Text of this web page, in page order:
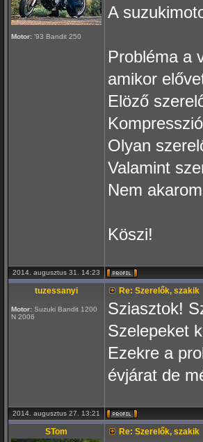
Motor: '93 Bandit 250
A
Probléma a
amikor
Elöző
Olyan
Valamint
Nem
Köszi!
2014. augusztus 31. 14:23
tuzessanyi
Motor: Suzuki Bandit 1200
N 2006
Re: Szerelők, szakik
Sziasztok!
Szelepeket
Ezekre a
évjárat de
2014. augusztus 27. 13:21
STom Re: Szerelők, szakik